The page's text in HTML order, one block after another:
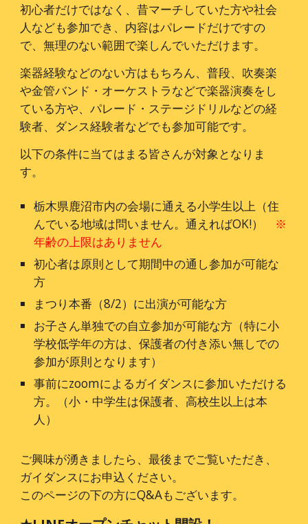
初心者だけではなく、昔マーチしていた方や社会
人なども参加でき、内容はパレードだけですの
で、無理のない範囲で楽しんでいただけます。
楽器経験などのない方はもちろん、普段、吹奏楽
や金管バンド・オーケストラなどで楽器演奏をし
ている方や、パレード・ステージドリルなどの経
験者、ダンス経験者などでも参加可能です。
以下の条件に当てはまる皆さんが対象となりま
す。
栃木県鹿沼市内の会場に通える小学生以上（住
んでいる地域は問いません。通えればOK!） ※
年齢の上限はありません
初心者は原則として期間中の通し参加が可能な
方
まつり本番 （8/2）に出演が可能な方
お子さん単独での自立参加が可能な方（特に小
学校低学年の方は、保護者の付き添い無しでの
参加が原則となります）
事前にzoomによるガイダンスに参加いただける
方。（小・中学生は保護者、高校生以上は本
人）
ご興味が湧きましたら、最後までご覧いただき、
ガイダンスにお申込ください。
このページの下の方にQ&Aもございます。